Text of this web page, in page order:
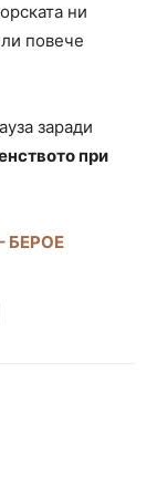
ни
повече
заради
при
БЕРОЕ